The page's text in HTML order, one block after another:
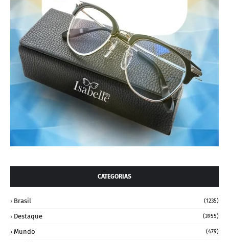
CATEGORIAS
Brasil (1235)
Destaque (3955)
Mundo (479)